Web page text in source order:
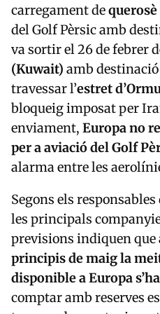
carregament de
del Golf Pèrsic amb
va sortir el 26 de febrer
(Kuwait) amb
travessar l’estret
bloqueig imposat per
enviament, Europa no
per a aviació del Golf
alarma entre les
Segons els responsables
les principals
previsions indiquen que
principis de maig la
disponible a Europa
comptar amb reserves